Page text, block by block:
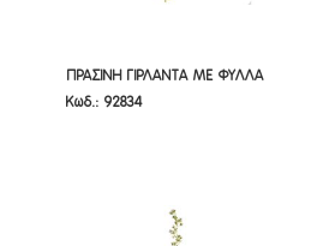
ΠΡΑΣΙΝΗ ΓΙΡΛΑΝΤΑ ΜΕ ΦΥΛΛΑ
170ΕΚ
ΠΡΑΣΙΝΗ ΓΙΡΛΑΝΤΑ ΜΕ ΦΥΛΛΑ
170ΕΚ
Κωδ.: 92834